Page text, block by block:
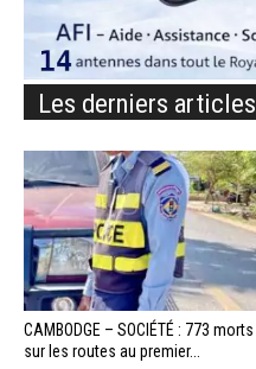
Les derniers articles
CAMBODGE – SOCIÉTÉ : 773 morts
sur les routes au premier...